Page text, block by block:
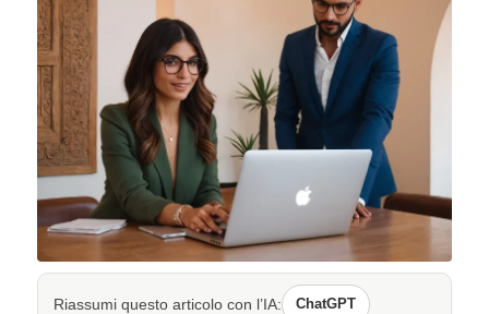
Riassumi questo articolo con l’IA: ChatGPT